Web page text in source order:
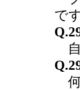
で
自
何